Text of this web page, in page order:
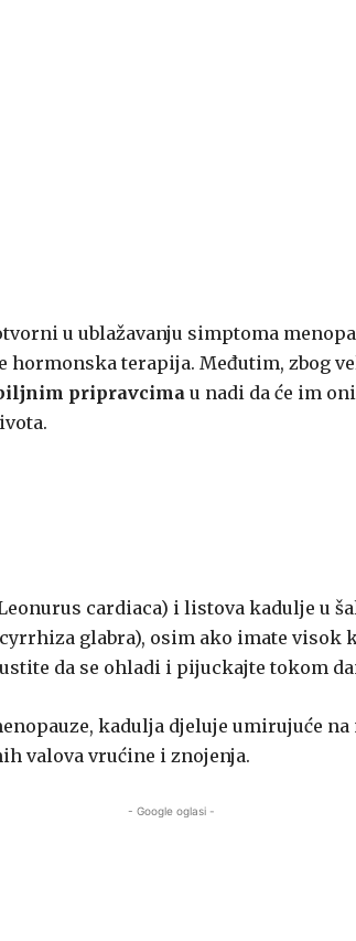
u ublažavanju simptoma
hormonska terapija. Međutim, zbog
pripravcima u nadi da će im
cardiaca) i listova kadulje u
glabra), osim ako imate
da se ohladi i pijuckajte tokom
kadulja djeluje umirujuće
valova vrućine i znojenja.
- Google oglasi -